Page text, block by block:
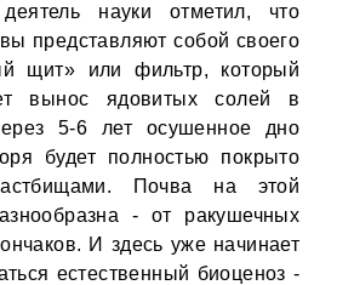
науки отметил, что
представляют собой своего
щит» или фильтр, который
вынос ядовитых солей в
5-6 лет осушенное дно
будет полностью покрыто
Почва на этой
- от ракушечных
И здесь уже начинает
естественный биоценоз -